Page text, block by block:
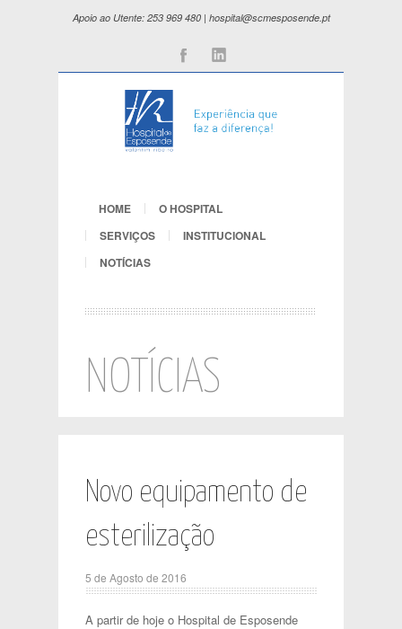
Apoio ao Utente: 253 969 480 | hospital@scmesposende.pt
Facebook
HOME
O HOSPITAL
SERVIÇOS
INSTITUCIONAL
NOTÍCIAS
NOTÍCIAS
Novo equipamento de
esterilização
5 de Agosto de 2016
A partir de hoje o Hospital de Esposende